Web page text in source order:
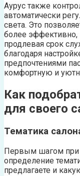
Аурус также
автоматически
света. Это
более
продлевая срок
благодаря
предпочтениями
комфортную и
Как
для своего
Тематика
Первым шагом при
определение
предлагаете и